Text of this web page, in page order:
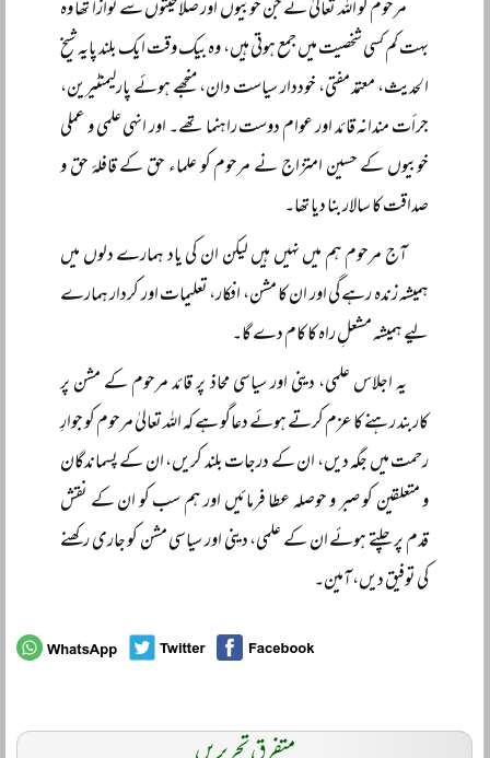
مرحوم کو اللہ تعالیٰ نے جن خوبیوں اور صلاحیتوں سے نوازا تھا وہ
بہت کم کسی شخصیت میں جمع ہوتی ہیں، وہ بیک وقت ایک بلند پایہ شیخ
الحدیث، معتمد مفتی، خوددار سیاست دان، منجھے ہوئے پارلیمنٹیرین،
جرأت مندانہ قائد اور عوام دوست راہنما تھے۔ اور انہی علمی و عملی
خوبیوں کے حسین امتزاج نے مرحوم کو علماء حق کے قافلۂ حق و
صداقت کا سالار بنا دیا تھا۔
آج مرحوم ہم میں نہیں ہیں لیکن ان کی یاد ہمارے دلوں میں
ہمیشہ زندہ رہے گی اور ان کا مشن، افکار، تعلیمات اور کردار ہمارے
لیے ہمیشہ مشعلِ راہ کا کام دے گا۔
یہ اجلاس علمی، دینی اور سیاسی محاذ پر قائد مرحوم کے مشن پر
کاربند رہنے کا عزم کرتے ہوئے دعاگو ہے کہ اللہ تعالیٰ مرحوم کو جوارِ
رحمت میں جگہ دیں، ان کے درجات بلند کریں، ان کے پسماندگان
و متعلقین کو صبر و حوصلہ عطا فرمائیں اور ہم سب کو ان کے نقش
قدم پر چلتے ہوئے ان کے علمی، دینی اور سیاسی مشن کو جاری رکھنے
کی توفیق دیں، آمین۔